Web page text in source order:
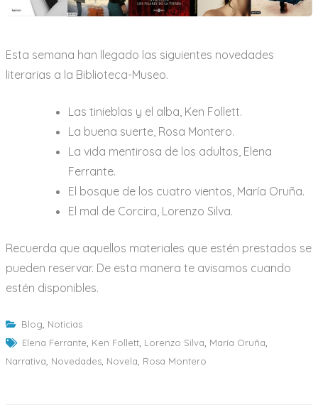
Esta semana han llegado las siguientes novedades
literarias a la Biblioteca-Museo.
Las tinieblas y el alba, Ken Follett.
La buena suerte, Rosa Montero.
La vida mentirosa de los adultos, Elena
Ferrante.
El bosque de los cuatro vientos, María Oruña.
El mal de Corcira, Lorenzo Silva.
Recuerda que aquellos materiales que estén prestados se
pueden reservar. De esta manera te avisamos cuando
estén disponibles.
Blog Noticias
Elena Ferrante Ken Follett, Lorenzo Silva María Oruña
Narrativa Novedades Novela Rosa Montero